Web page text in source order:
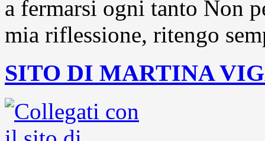
a fermarsi ogni tanto Non
mia riflessione, ritengo
SITO DI MARTINA